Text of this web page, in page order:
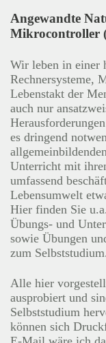
Angewandte
Mikrocontroller
Wir leben in einer
Rechnersysteme,
Lebenstakt der
auch nur
es dringend
Unterricht mit
umfassend
Lebensumwelt
Hier finden Sie
Übungs- und
sowie Übungen
zum Selbststudium.
Alle hier
ausprobiert und
Selbststudium
können sich